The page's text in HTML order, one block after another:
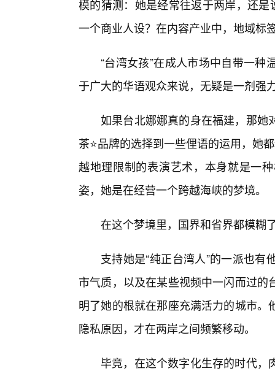
模的猜测：她是经常往返于两岸，还
一个商业人设？在内容产业中，地域标
“台湾女孩”在成人市场中自带一
于广大的华语观众来说，无疑是一剂强
如果台北娜娜真的身在福建，那她
茶⭐品牌的选择到一些俚语的运用，她
越地理限制的表演艺术，本身就是一
姿，她是在经营一个跨越海峡的梦境。
在这个梦境里，国界和省界都模糊
支持她是“纯正台湾人”的一派也
市气质，以及在某些视频中一闪而过
明了她的根就在那座充满活力的城市
隐私原因，才在两岸之间频繁移动。
毕竟，在这个数字化生存的时代